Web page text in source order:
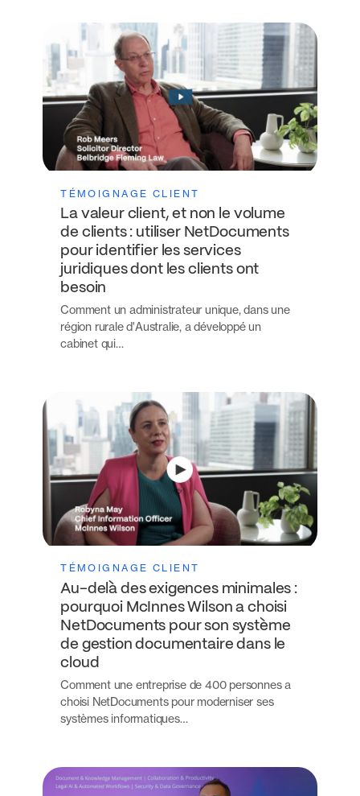
TÉMOIGNAGE CLIENT
La valeur client, et non le volume
de clients : utiliser NetDocuments
pour identifier les services
juridiques dont les clients ont
besoin
Comment un administrateur unique, dans une
région rurale d'Australie, a développé un
cabinet qui…
TÉMOIGNAGE CLIENT
Au-delà des exigences minimales :
pourquoi McInnes Wilson a choisi
NetDocuments pour son système
de gestion documentaire dans le
cloud
Comment une entreprise de 400 personnes a
choisi NetDocuments pour moderniser ses
systèmes informatiques…